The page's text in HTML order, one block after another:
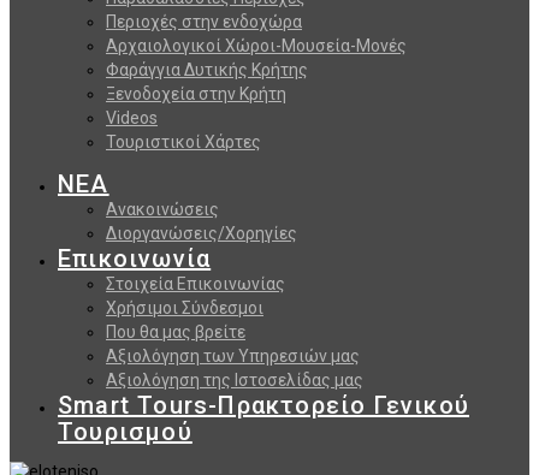
Περιοχές στην ενδοχώρα
Αρχαιολογικοί Χώροι-Μουσεία-Μονές
Φαράγγια Δυτικής Κρήτης
Ξενοδοχεία στην Κρήτη
Videos
Τουριστικοί Χάρτες
ΝΕΑ
Ανακοινώσεις
Διοργανώσεις/Χορηγίες
Επικοινωνία
Στοιχεία Επικοινωνίας
Χρήσιμοι Σύνδεσμοι
Που θα μας βρείτε
Αξιολόγηση των Υπηρεσιών μας
Αξιολόγηση της Ιστοσελίδας μας
Smart Tours-Πρακτορείο Γενικού
Τουρισμού